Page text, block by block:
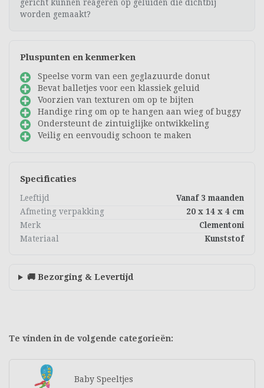
gericht kunnen reageren op geluiden die dichtbij
worden gemaakt?
Pluspunten en kenmerken
Speelse vorm van een geglazuurde donut
Bevat balletjes voor een klassiek geluid
Voorzien van texturen om op te bijten
Handige ring om op te hangen aan wieg of buggy
Ondersteunt de zintuiglijke ontwikkeling
Veilig en eenvoudig schoon te maken
Specificaties
Leeftijd
Vanaf 3 maanden
Afmeting verpakking
20 x 14 x 4 cm
Merk
Clementoni
Materiaal
Kunststof
🚚 Bezorging & Levertijd
Te vinden in de volgende categorieën:
Baby Speeltjes